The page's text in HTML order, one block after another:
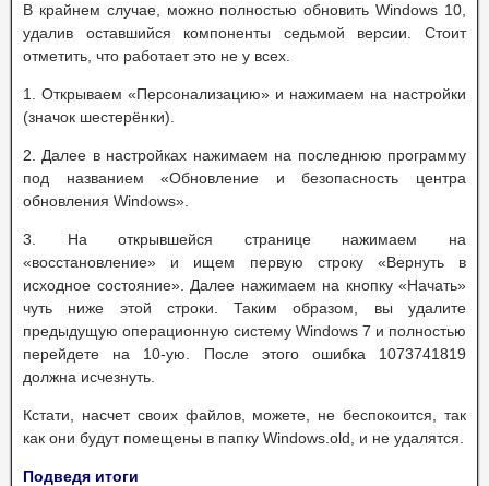
В крайнем случае, можно полностью обновить Windows 10,
удалив оставшийся компоненты седьмой версии. Стоит
отметить, что работает это не у всех.
1. Открываем «Персонализацию» и нажимаем на настройки
(значок шестерёнки).
2. Далее в настройках нажимаем на последнюю программу
под названием «Обновление и безопасность центра
обновления Windows».
3. На открывшейся странице нажимаем на
«восстановление» и ищем первую строку «Вернуть в
исходное состояние». Далее нажимаем на кнопку «Начать»
чуть ниже этой строки. Таким образом, вы удалите
предыдущую операционную систему Windows 7 и полностью
перейдете на 10-ую. После этого ошибка 1073741819
должна исчезнуть.
Кстати, насчет своих файлов, можете, не беспокоится, так
как они будут помещены в папку Windows.old, и не удалятся.
Подведя итоги